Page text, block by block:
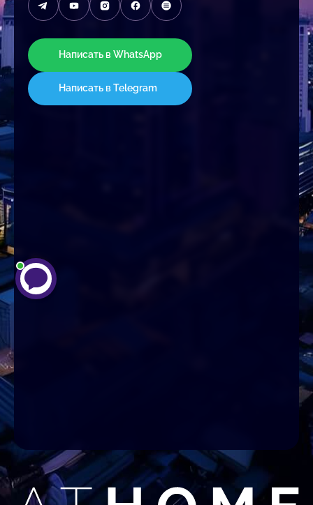
Написать в WhatsApp
Написать в Telegram